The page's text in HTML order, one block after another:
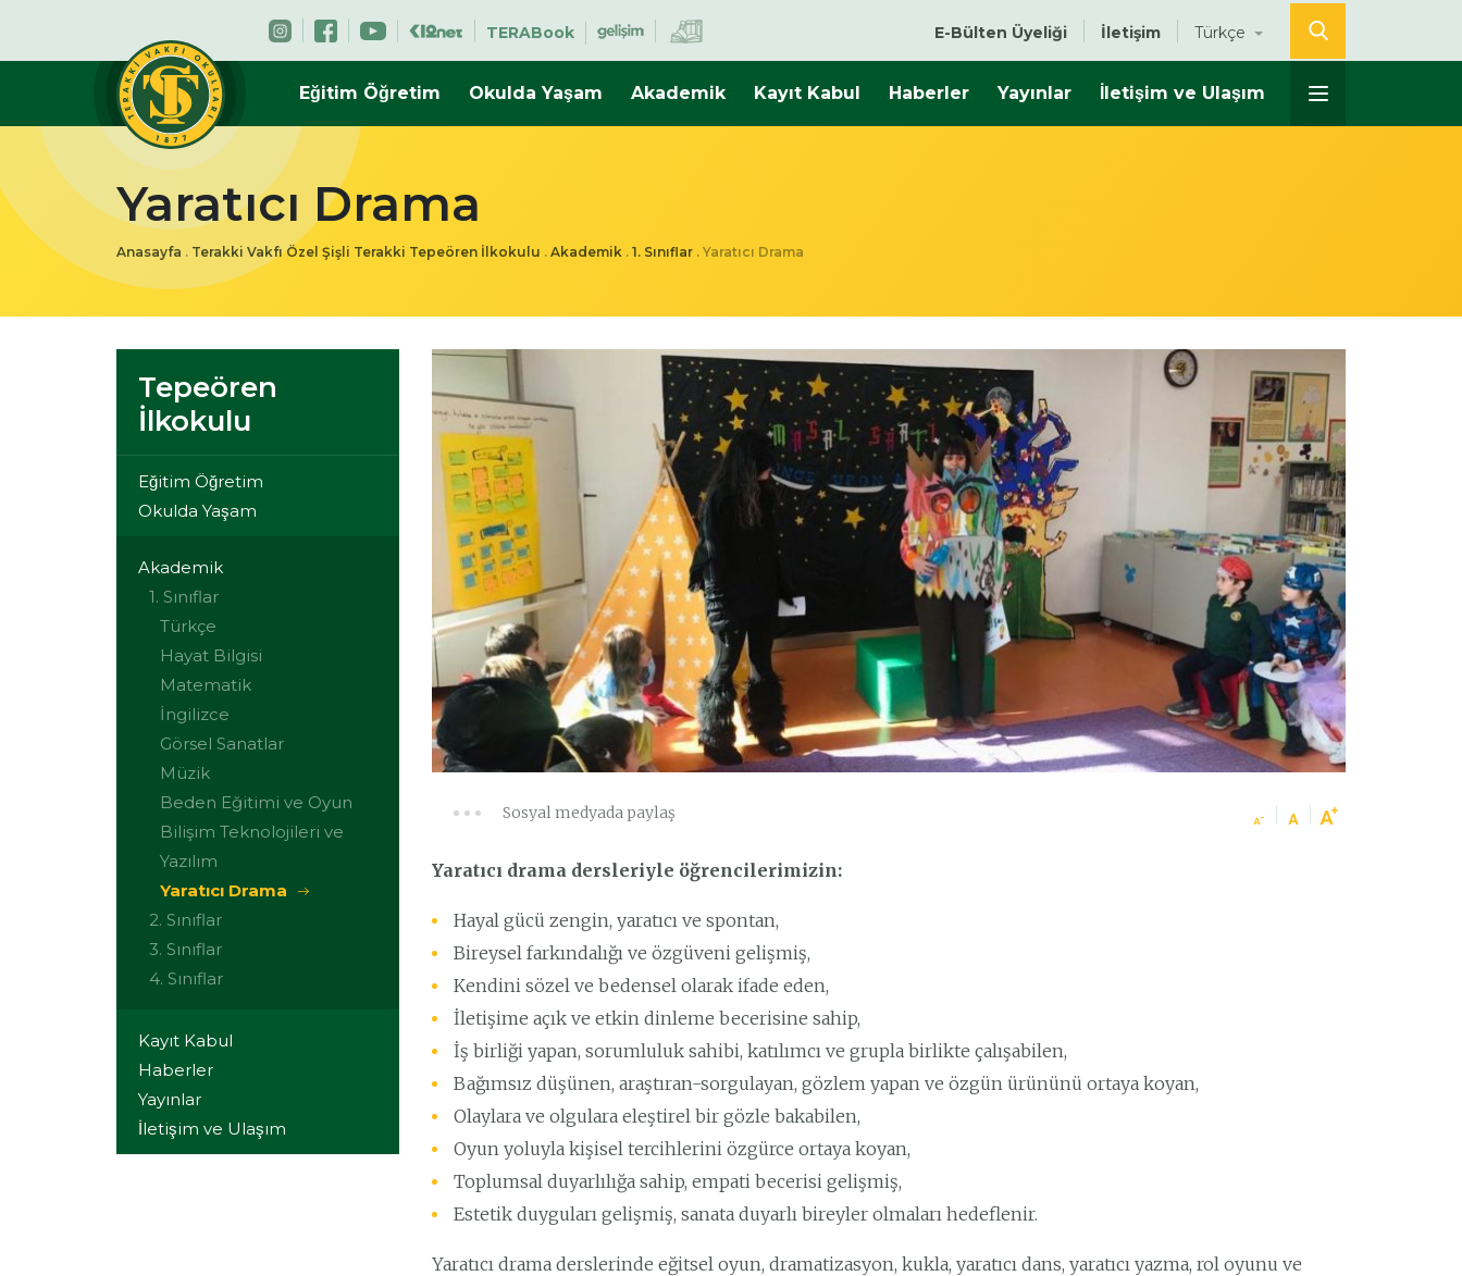
TERABook E-Bülten Üyeliği İletişim Türkçe
Eğitim Öğretim Okulda Yaşam Akademik Kayıt Kabul Haberler Yayınlar İletişim ve Ulaşım
Yaratıcı Drama
Anasayfa . Terakki Vakfı Özel Şişli Terakki Tepeören İlkokulu . Akademik . 1. Sınıflar . Yaratıcı Drama
Tepeören
İlkokulu
Eğitim Öğretim
Okulda Yaşam
Akademik
1. Sınıflar
Türkçe
Hayat Bilgisi
Matematik
İngilizce
Görsel Sanatlar
Müzik
Beden Eğitimi ve Oyun
Bilişim Teknolojileri ve
Yazılım
Yaratıcı Drama
2. Sınıflar
3. Sınıflar
4. Sınıflar
Kayıt Kabul
Haberler
Yayınlar
İletişim ve Ulaşım
Sosyal medyada paylaş
Yaratıcı drama dersleriyle öğrencilerimizin:
Hayal gücü zengin, yaratıcı ve spontan,
Bireysel farkındalığı ve özgüveni gelişmiş,
Kendini sözel ve bedensel olarak ifade eden,
İletişime açık ve etkin dinleme becerisine sahip,
İş birliği yapan, sorumluluk sahibi, katılımcı ve grupla birlikte çalışabilen,
Bağımsız düşünen, araştıran-sorgulayan, gözlem yapan ve özgün ürününü ortaya koyan,
Olaylara ve olgulara eleştirel bir gözle bakabilen,
Oyun yoluyla kişisel tercihlerini özgürce ortaya koyan,
Toplumsal duyarlılığa sahip, empati becerisi gelişmiş,
Estetik duyguları gelişmiş, sanata duyarlı bireyler olmaları hedeflenir.
Yaratıcı drama derslerinde eğitsel oyun, dramatizasyon, kukla, yaratıcı dans, yaratıcı yazma, rol oyunu ve